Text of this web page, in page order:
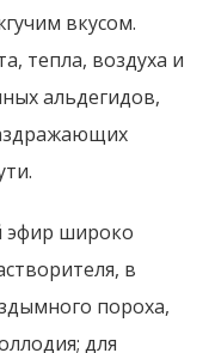
вкусом.
тепла, воздуха и
альдегидов,
эфир широко
в
пороха,
для